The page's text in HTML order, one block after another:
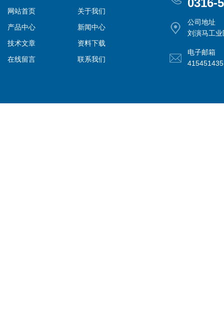
网站首页
关于我们
产品中心
新闻中心
技术文章
资料下载
在线留言
联系我们
0316-
公司地址
刘演马工业
电子邮箱